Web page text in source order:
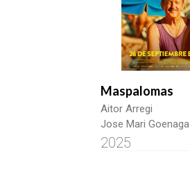
Maspalomas
Aitor Arregi
Jose Mari Goenaga
2025